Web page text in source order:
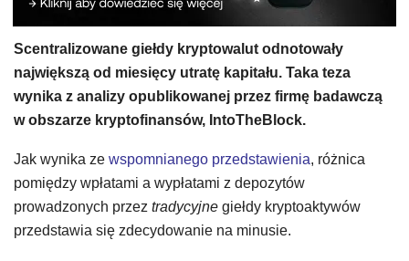
Scentralizowane giełdy kryptowalut odnotowały
największą od miesięcy utratę kapitału. Taka teza
wynika z analizy opublikowanej przez firmę badawczą
w obszarze kryptofinansów, IntoTheBlock.
Jak wynika ze wspomnianego przedstawienia, różnica
pomiędzy wpłatami a wypłatami z depozytów
prowadzonych przez tradycyjne giełdy kryptoaktywów
przedstawia się zdecydowanie na minusie.